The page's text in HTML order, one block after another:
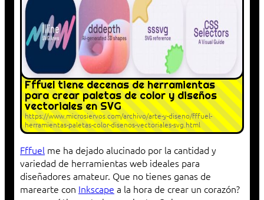
Fffuel tiene decenas de herramientas
para crear paletas de color y diseños
vectoriales en SVG
https://www.microsiervos.com/archivo/arte-y-diseno/fffuel-
herramientas-paletas-color-disenos-vectoriales-svg.html
Fffuel me ha dejado alucinado por la cantidad y
variedad de herramientas web ideales para
diseñadores amateur. Que no tienes ganas de
marearte con Inkscape a la hora de crear un corazón?